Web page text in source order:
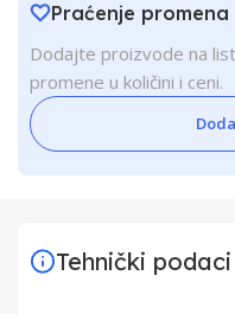
Praćenje promena
Dodajte proizvode na
promene u količini i ceni.
Tehnički podaci